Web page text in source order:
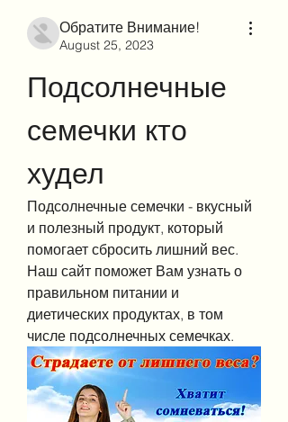
Обратите Внимание!
August 25, 2023
Подсолнечные
семечки кто
худел
Подсолнечные семечки - вкусный
и полезный продукт, который
помогает сбросить лишний вес.
Наш сайт поможет Вам узнать о
правильном питании и
диетических продуктах, в том
числе подсолнечных семечках.